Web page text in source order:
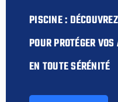
PISCINE :
POUR PROTÉGER
EN TOUTE SÉRÉNITÉ